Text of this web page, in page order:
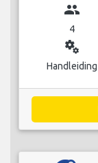
group
4
miscellaneous_services
Handleiding